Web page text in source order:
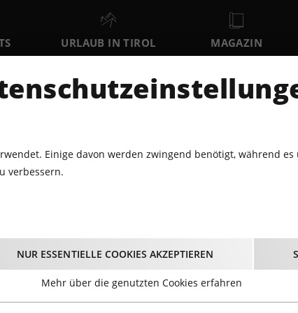
URLAUB IN TIROL MAGAZIN
FR SA SO 10
in
27.07.2024 - Beginn 15:00 Uhr
Einige davon werden zwingend benötigt, während
verbessern.
NUR ESSENTIELLE COOKIES AKZEPTIEREN
Mehr über die genutzten Cookies erfahren